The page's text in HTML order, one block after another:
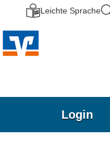
Leichte Sprache
Login